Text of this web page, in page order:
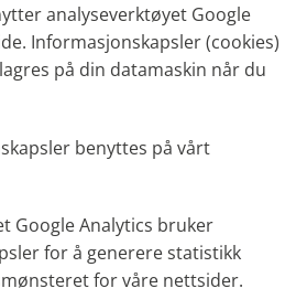
analyseverktøyet Google
Informasjonskapsler (cookies)
på din datamaskin når du
benyttes på vårt
Google Analytics bruker
for å generere statistikk
for våre nettsider.